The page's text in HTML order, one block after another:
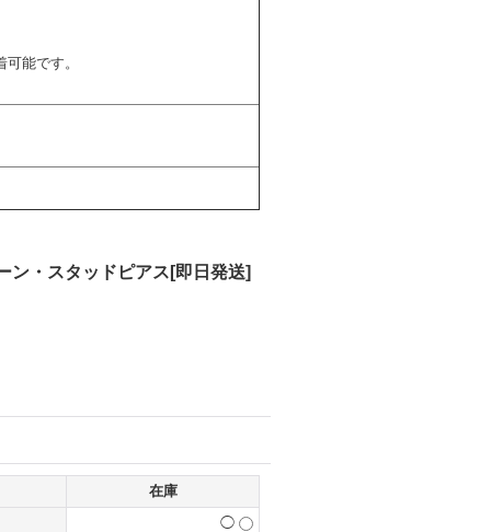
能です。
ン・スタッドピアス[即日発送]
在庫
◯